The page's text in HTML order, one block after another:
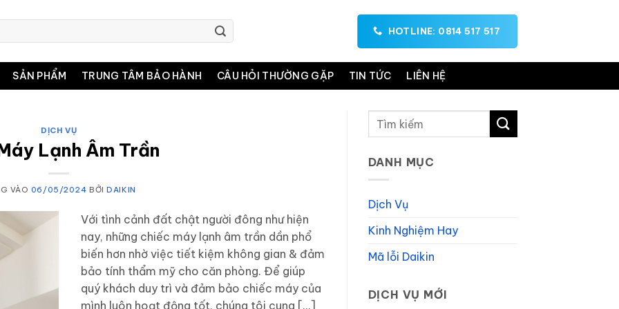
HOTLINE: 0814 517 517
SẢN PHẨM TRUNG TÂM BẢO HÀNH CÂU HỎI THƯỜNG GẶP TIN TỨC LIÊN HỆ
DỊCH VỤ
Lạnh Âm Trần
VÀO 06/05/2024 BỞIDAIKIN
Với tình cảnh đất chật người đông như hiện
nay, những chiếc máy lạnh âm trần dần phổ
biến hơn nhờ việc tiết kiệm không gian & đảm
bảo tính thẩm mỹ cho căn phòng. Để giúp
quý khách duy trì và đảm bảo chiếc máy của
mình luôn hoạt động tốt, chúng tôi cung […]
DANH MỤC
Dịch Vụ
Kinh Nghiệm Hay
Mã lỗi Daikin
DỊCH VỤ MỚI